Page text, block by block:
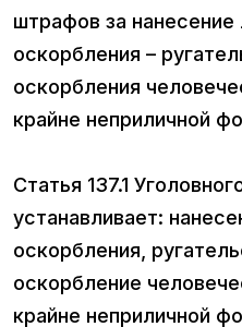
штрафов за нанесение
оскорбления –
оскорбления
крайне неприличной
Статья 137.1
устанавливает:
оскорбления,
оскорбление
крайне неприличной